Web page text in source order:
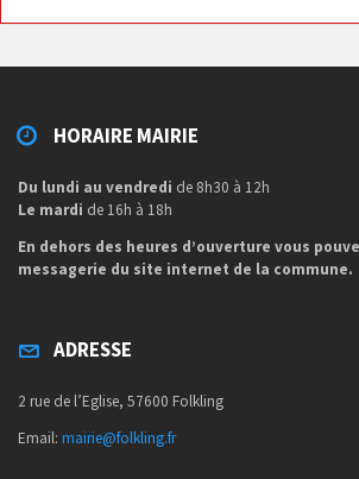
HORAIRE MAIRIE
Du lundi au vendredi de 8h30 à 12h
Le mardi de 16h à 18h
En dehors des heures d’ouverture vous
messagerie du site internet de la commune.
ADRESSE
2 rue de l’Eglise, 57600 Folkling
Email: mairie@folkling.fr